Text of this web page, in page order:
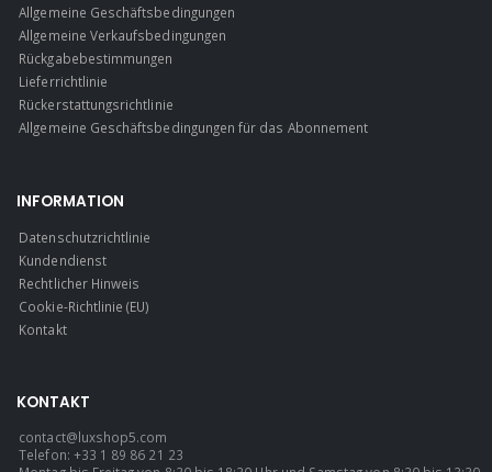
Allgemeine Geschäftsbedingungen
Allgemeine Verkaufsbedingungen
Rückgabebestimmungen
Lieferrichtlinie
Rückerstattungsrichtlinie
Allgemeine Geschäftsbedingungen für das Abonnement
INFORMATION
Datenschutzrichtlinie
Kundendienst
Rechtlicher Hinweis
Cookie-Richtlinie (EU)
Kontakt
KONTAKT
contact@luxshop5.com
Telefon: +33 1 89 86 21 23